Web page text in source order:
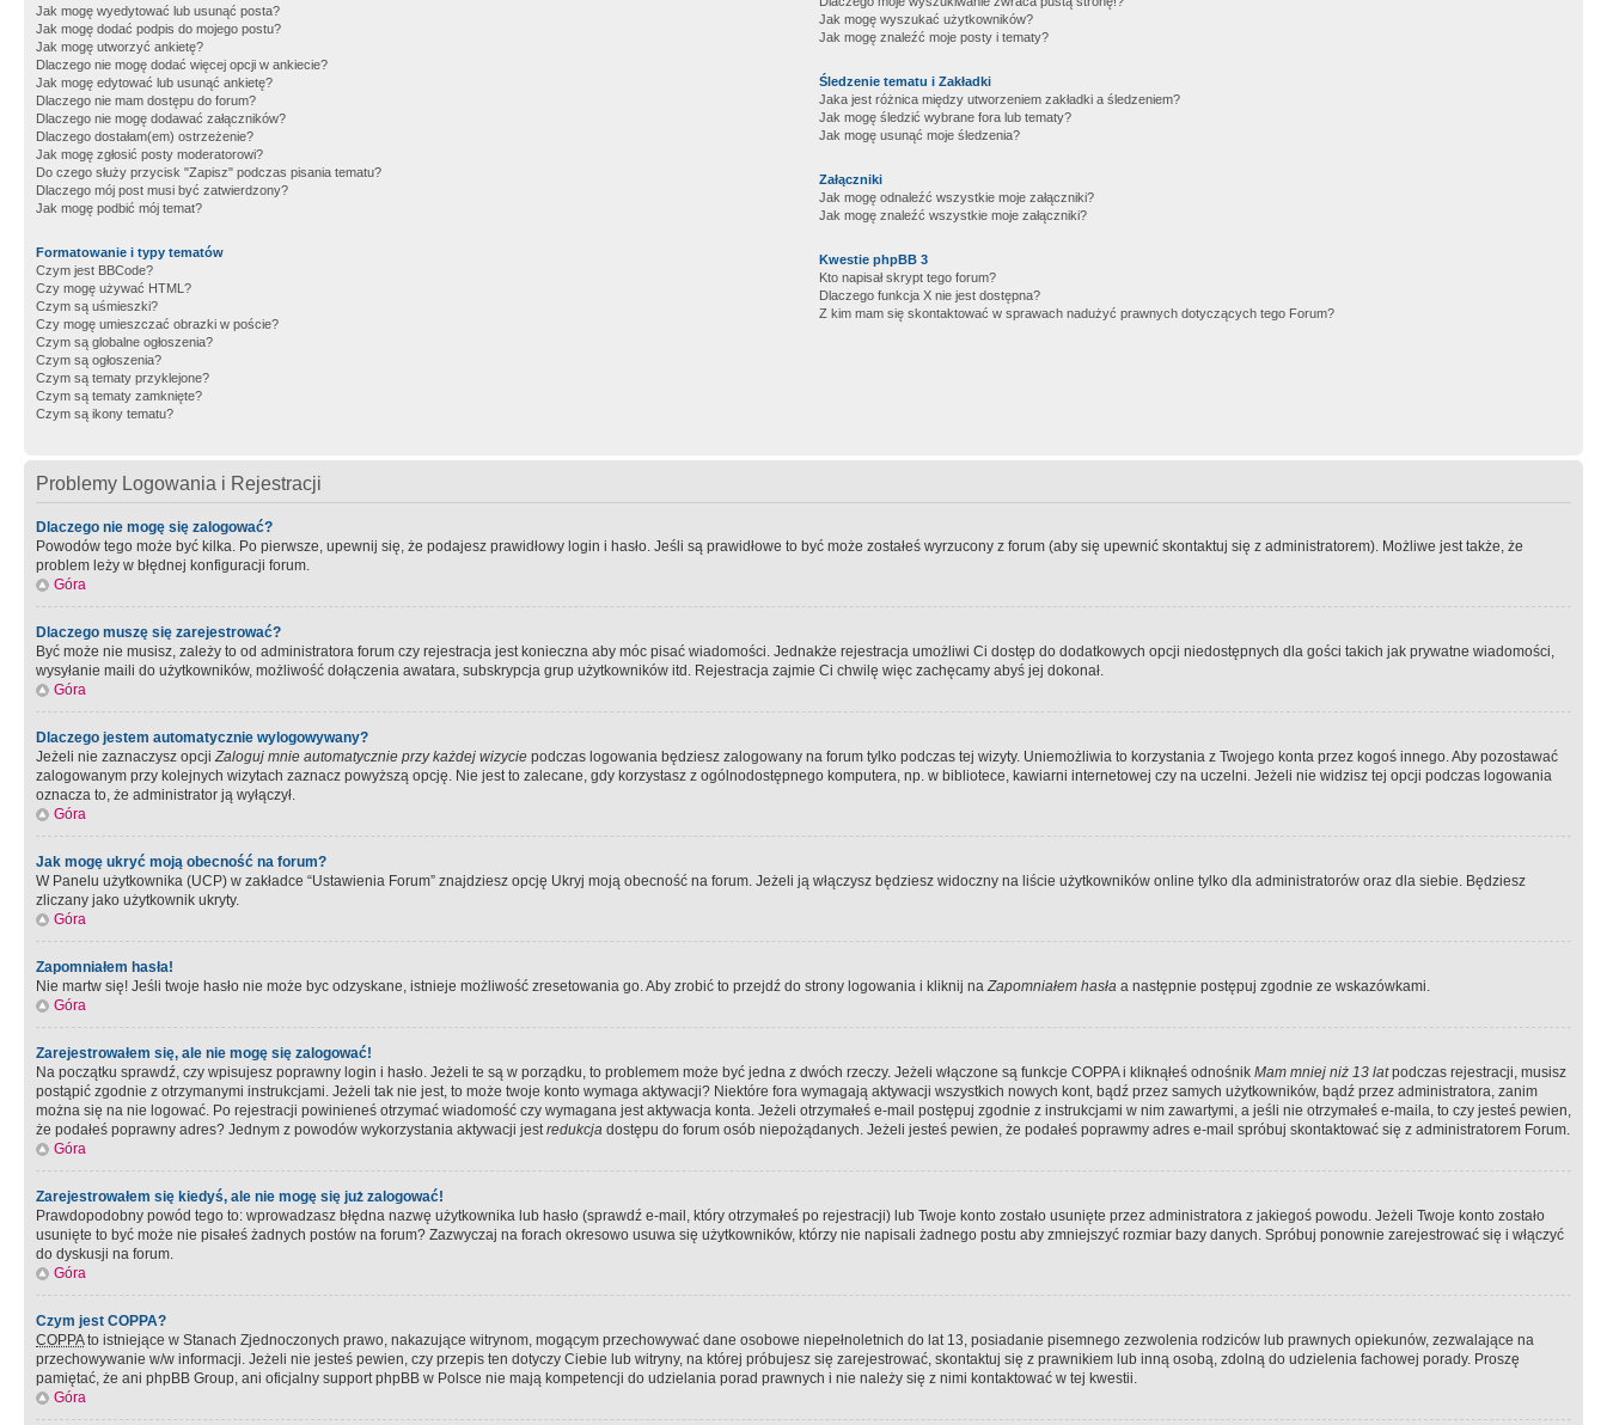
Jak mogę wyedytować lub usunąć posta?
Jak mogę dodać podpis do mojego postu?
Jak mogę utworzyć ankietę?
Dlaczego nie mogę dodać więcej opcji w ankiecie?
Jak mogę edytować lub usunąć ankietę?
Dlaczego nie mam dostępu do forum?
Dlaczego nie mogę dodawać załączników?
Dlaczego dostałam(em) ostrzeżenie?
Jak mogę zgłosić posty moderatorowi?
Do czego służy przycisk "Zapisz" podczas pisania tematu?
Dlaczego mój post musi być zatwierdzony?
Jak mogę podbić mój temat?
Formatowanie i typy tematów
Czym jest BBCode?
Czy mogę używać HTML?
Czym są uśmieszki?
Czy mogę umieszczać obrazki w poście?
Czym są globalne ogłoszenia?
Czym są ogłoszenia?
Czym są tematy przyklejone?
Czym są tematy zamknięte?
Czym są ikony tematu?
Jak mogę wyszukać użytkowników?
Jak mogę znaleźć moje posty i tematy?
Śledzenie tematu i Zakładki
Jaka jest różnica między utworzeniem zakładki a śledzeniem?
Jak mogę śledzić wybrane fora lub tematy?
Jak mogę usunąć moje śledzenia?
Załączniki
Jak mogę odnaleźć wszystkie moje załączniki?
Jak mogę znaleźć wszystkie moje załączniki?
Kwestie phpBB 3
Kto napisał skrypt tego forum?
Dlaczego funkcja X nie jest dostępna?
Z kim mam się skontaktować w sprawach nadużyć prawnych dotyczących tego Forum?
Problemy Logowania i Rejestracji
Dlaczego nie mogę się zalogować?
Powodów tego może być kilka. Po pierwsze, upewnij się, że podajesz prawidłowy login i hasło. Jeśli są prawidłowe to być może zostałeś wyrzucony z forum (aby się upewnić skontaktuj się z administratorem). Możliwe jest także, że
problem leży w błędnej konfiguracji forum.
Góra
Dlaczego muszę się zarejestrować?
Być może nie musisz, zależy to od administratora forum czy rejestracja jest konieczna aby móc pisać wiadomości. Jednakże rejestracja umożliwi Ci dostęp do dodatkowych opcji niedostępnych dla gości takich jak prywatne wiadomości,
wysyłanie maili do użytkowników, możliwość dołączenia awatara, subskrypcja grup użytkowników itd. Rejestracja zajmie Ci chwilę więc zachęcamy abyś jej dokonał.
Góra
Dlaczego jestem automatycznie wylogowywany?
Jeżeli nie zaznaczysz opcjiZaloguj mnie automatycznie przy każdej wizycie podczas logowania będziesz zalogowany na forum tylko podczas tej wizyty. Uniemożliwia to korzystania z Twojego konta przez kogoś innego. Aby pozostawać
zalogowanym przy kolejnych wizytach zaznacz powyższą opcję. Nie jest to zalecane, gdy korzystasz z ogólnodostępnego komputera, np. w bibliotece, kawiarni internetowej czy na uczelni. Jeżeli nie widzisz tej opcji podczas logowania
oznacza to, że administrator ją wyłączył.
Góra
Jak mogę ukryć moją obecność na forum?
W Panelu użytkownika (UCP) w zakładce “Ustawienia Forum” znajdziesz opcję Ukryj moją obecność na forum. Jeżeli ją włączysz będziesz widoczny na liście użytkowników online tylko dla administratorów oraz dla siebie. Będziesz
zliczany jako użytkownik ukryty.
Góra
Zapomniałem hasła!
Nie martw się! Jeśli twoje hasło nie może byc odzyskane, istnieje możliwość zresetowania go. Aby zrobić to przejdź do strony logowania i kliknij naZapomniałem hasła a następnie postępuj zgodnie ze wskazówkami.
Góra
Zarejestrowałem się, ale nie mogę się zalogować!
Na początku sprawdź, czy wpisujesz poprawny login i hasło. Jeżeli te są w porządku, to problemem może być jedna z dwóch rzeczy. Jeżeli włączone są funkcje COPPA i kliknąłeś odnośnik Mam mniej niż 13 latpodczas rejestracji, musisz
postąpić zgodnie z otrzymanymi instrukcjami. Jeżeli tak nie jest, to może twoje konto wymaga aktywacji? Niektóre fora wymagają aktywacji wszystkich nowych kont, bądź przez samych użytkowników, bądź przez administratora, zanim
można się na nie logować. Po rejestracji powinieneś otrzymać wiadomość czy wymagana jest aktywacja konta. Jeżeli otrzymałeś e-mail postępuj zgodnie z instrukcjami w nim zawartymi, a jeśli nie otrzymałeś e-maila, to czy jesteś pewien,
że podałeś poprawny adres? Jednym z powodów wykorzystania aktywacji jestredukcja dostępu do forum osób niepożądanych. Jeżeli jesteś pewien, że podałeś poprawmy adres e-mail spróbuj skontaktować się z administratorem Forum.
Góra
Zarejestrowałem się kiedyś, ale nie mogę się już zalogować!
Prawdopodobny powód tego to: wprowadzasz błędna nazwę użytkownika lub hasło (sprawdź e-mail, który otrzymałeś po rejestracji) lub Twoje konto zostało usunięte przez administratora z jakiegoś powodu. Jeżeli Twoje konto zostało
usunięte to być może nie pisałeś żadnych postów na forum? Zazwyczaj na forach okresowo usuwa się użytkowników, którzy nie napisali żadnego postu aby zmniejszyć rozmiar bazy danych. Spróbuj ponownie zarejestrować się i włączyć
do dyskusji na forum.
Góra
Czym jest COPPA?
COPPAto istniejące w Stanach Zjednoczonych prawo, nakazujące witrynom, mogącym przechowywać dane osobowe niepełnoletnich do lat 13, posiadanie pisemnego zezwolenia rodziców lub prawnych opiekunów, zezwalające na
przechowywanie w/w informacji. Jeżeli nie jesteś pewien, czy przepis ten dotyczy Ciebie lub witryny, na której próbujesz się zarejestrować, skontaktuj się z prawnikiem lub inną osobą, zdolną do udzielenia fachowej porady. Proszę
pamiętać, że ani phpBB Group, ani oficjalny support phpBB w Polsce nie mają kompetencji do udzielania porad prawnych i nie należy się z nimi kontaktować w tej kwestii.
Góra